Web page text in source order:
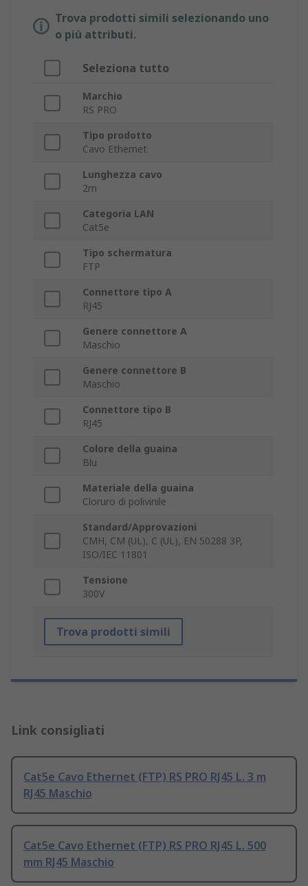
Trova prodotti simili selezionando uno
o più attributi.
Seleziona tutto
Marchio
RS PRO
Tipo prodotto
Cavo Ethernet
Lunghezza cavo
2m
Categoria LAN
Cat5e
Tipo schermatura
FTP
Connettore tipo A
RJ45
Genere connettore A
Maschio
Genere connettore B
Maschio
Connettore tipo B
RJ45
Colore della guaina
Blu
Materiale della guaina
Cloruro di polivinile
Standard/Approvazioni
CMH, CM (UL), C (UL), EN 50288 3P,
ISO/IEC 11801
Tensione
300V
Trova prodotti simili
Link consigliati
Cat5e Cavo Ethernet (FTP) RS PRO RJ45 L. 3 m
RJ45 Maschio
Cat5e Cavo Ethernet (FTP) RS PRO RJ45 L. 500
mm RJ45 Maschio